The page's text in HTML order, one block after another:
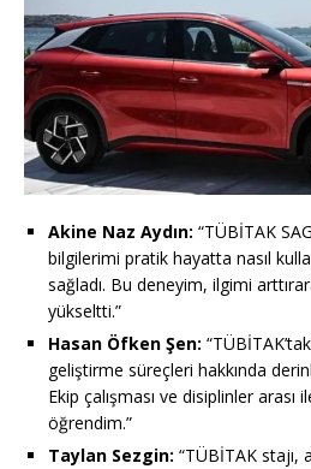
Akine Naz Aydın: “TÜBİTAK
bilgilerimi pratik hayatta nasıl
sağladı. Bu deneyim, ilgimi
yükseltti.”
Hasan Öfken Şen:
geliştirme süreçleri hakkında
Ekip çalışması ve disiplinler arası
öğrendim.”
Taylan Sezgin: “TÜBİTAK stajı,